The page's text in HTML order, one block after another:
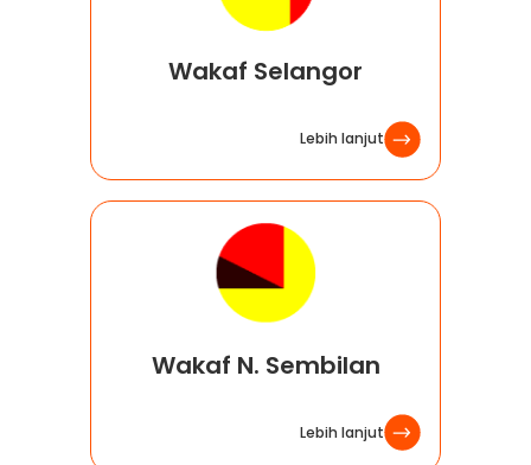
Wakaf Selangor
Lebih lanjut
Wakaf N. Sembilan
Lebih lanjut